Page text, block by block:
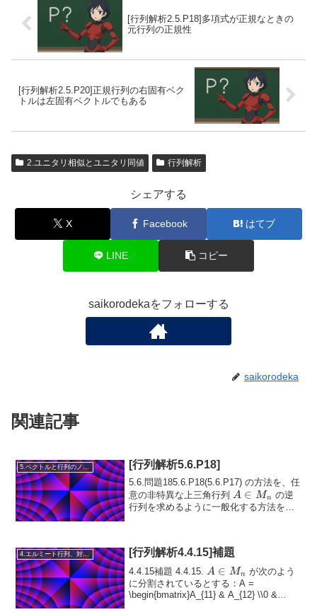
[行列解析2.5.P18]多項式が正規なときの
元行列の正規性
[行列解析2.5.P20]正規行列の右固有ベク
トルは左固有ベクトルでもある
2.ユニタリ相似とユニタリ同値 行列解析
シェアする
X Facebook はてブ
LINE コピー
saikorodekaをフォローする
saikorodeka
関連記事
5.ベクトルと行列のノルム [行列解析5.6.P18]
5.6.問題185.6.P18(5.6.P17) の方法を、任
意の非特異な上三角行列 A
\in
A ∈ Mn の逆
行列を求めるように一般化する方法を説
4.エルミート行列、対称行列、合同行列 [行列解析4.4.15]補題
4.4.15補題 4.4.15.
A
\in
M_n
A ∈ Mn が次のよう
に分割されているとする：A =
\begin{bmatrix}A_{11} & A_{12} \\0 &